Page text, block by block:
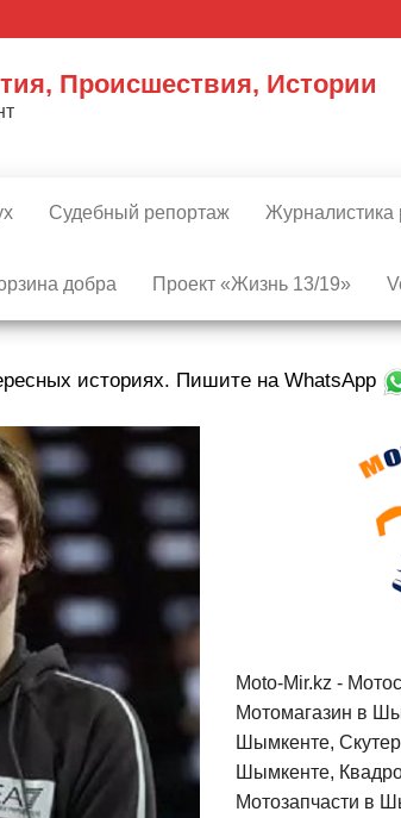
Происшествия, Истории
Судебный репортаж
добра Проект «Жизнь 13/19»
историях. Пишите на WhatsApp
Moto-Mir.kz -
Мотомагазин в
Шымкенте,
Шымкенте,
Мотозапчасти в